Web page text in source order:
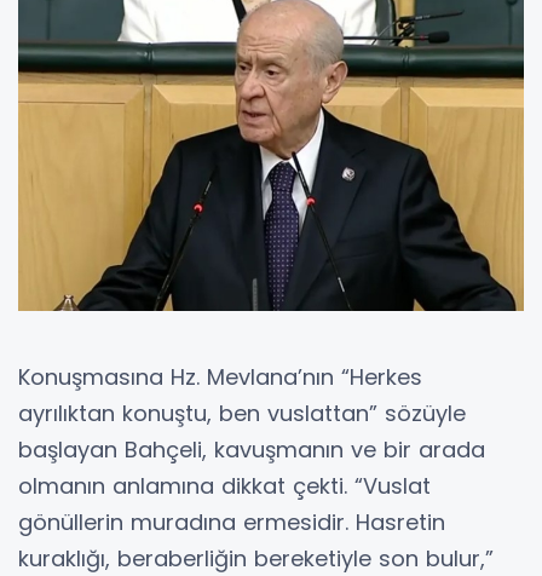
Konuşmasına Hz. Mevlana’nın “Herkes
ayrılıktan konuştu, ben vuslattan” sözüyle
başlayan Bahçeli, kavuşmanın ve bir arada
olmanın anlamına dikkat çekti. “Vuslat
gönüllerin muradına ermesidir. Hasretin
kuraklığı, beraberliğin bereketiyle son bulur,”